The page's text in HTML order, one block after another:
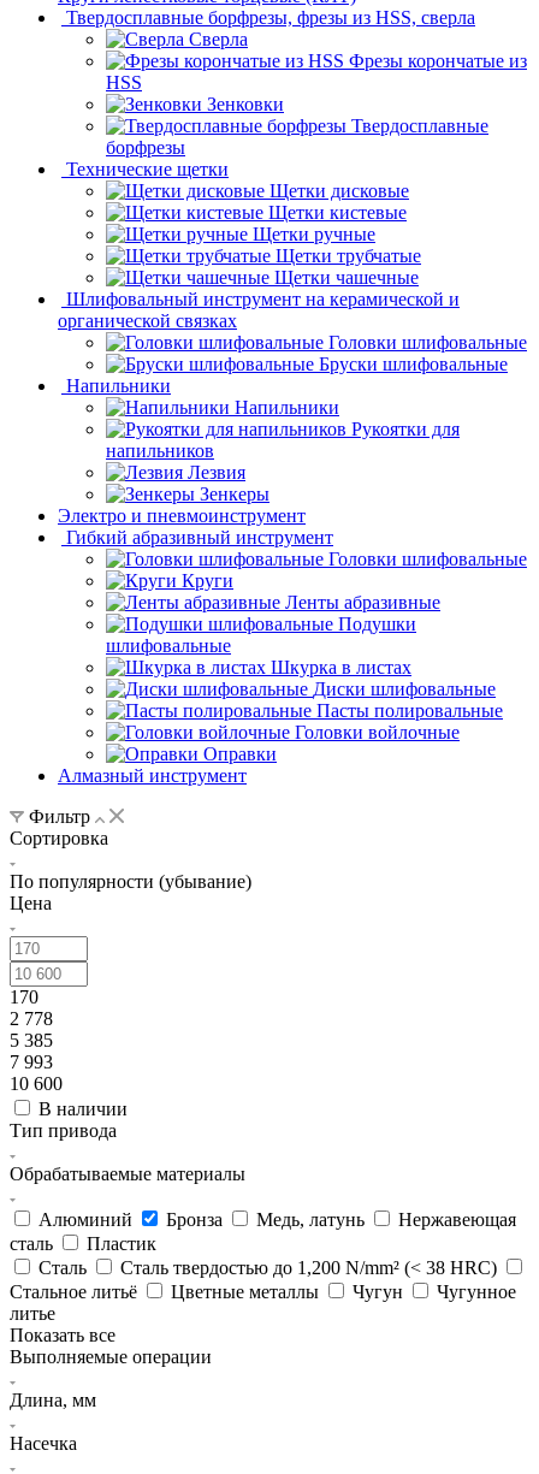
Твердосплавные борфрезы, фрезы из HSS, сверла
Сверла
Фрезы корончатые из
HSS
Зенковки
Твердосплавные
борфрезы
Технические щетки
Щетки дисковые
Щетки кистевые
Щетки ручные
Щетки трубчатые
Щетки чашечные
Шлифовальный инструмент на керамической и
органической связках
Головки шлифовальные
Бруски шлифовальные
Напильники
Напильники
Рукоятки для
напильников
Лезвия
Зенкеры
Электро и пневмоинструмент
Гибкий абразивный инструмент
Головки шлифовальные
Круги
Ленты абразивные
Подушки
шлифовальные
Шкурка в листах
Диски шлифовальные
Пасты полировальные
Головки войлочные
Оправки
Алмазный инструмент
Фильтр
Сортировка
По популярности (убывание)
Цена
170
2 778
5 385
7 993
10 600
В наличии
Тип привода
Обрабатываемые материалы
Алюминий Бронза Медь, латунь
Нержавеющая
сталь
Пластик
Сталь
Сталь твердостью до 1,200 N/mm² (< 38 HRC)
Стальное литьё
Цветные металлы Чугун
Чугунное
литье
Показать все
Выполняемые операции
Длина, мм
Насечка